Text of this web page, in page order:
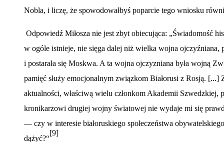
Nobla, i liczę, że spowodowałbyś poparcie tego wniosku ró
Odpowiedź Miłosza nie jest zbyt obiecująca: „Świadomość
w ogóle istnieje, nie sięga dalej niż wielka wojna ojczyźniana,
i postarała się Moskwa. A ta wojna ojczyzniana była wojną
pamięć służy emocjonalnym związkom Białorusi z Rosją. [...]
aktualności, właściwą wielu członkom Akademii Szwedzkiej,
kronikarzowi drugiej wojny światowej nie wydaje mi się
— czy w interesie białoruskiego społeczeństwa
dążyć?“
[9]